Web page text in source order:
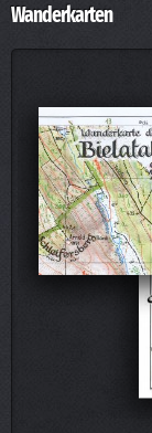
Wanderkarten